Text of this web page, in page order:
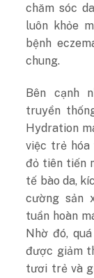
chăm sóc
luôn khỏe
bệnh
chung.
Bên cạnh
truyền
Hydration
việc trẻ hóa
đỏ tiên tiến
tế bào da,
cường sản
tuần hoàn
Nhờ đó,
được giảm
tươi trẻ và